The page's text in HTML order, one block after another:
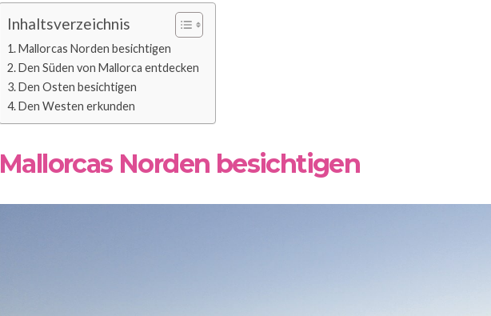
Inhaltsverzeichnis
Mallorcas Norden besichtigen
Den Süden von Mallorca entdecken
Den Osten besichtigen
Den Westen erkunden
Mallorcas Norden besichtigen